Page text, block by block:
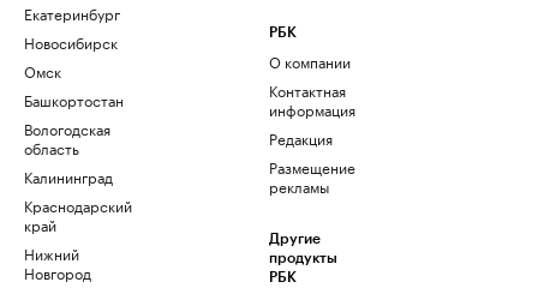
Екатеринбург
Новосибирск
Омск
Башкортостан
Вологодская
область
Калининград
Краснодарский
край
Нижний
Новгород
РБК
О компании
Контактная
информация
Редакция
Размещение
рекламы
Другие
продукты
РБК